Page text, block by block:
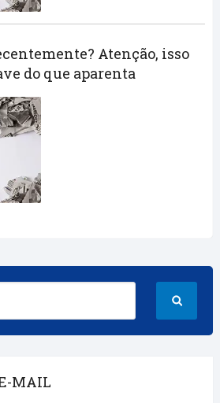
Atenção, isso
do que aparenta
MAIL